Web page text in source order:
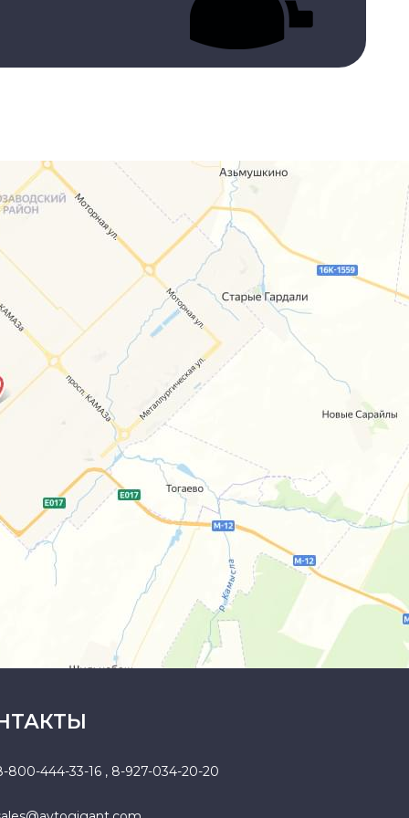
800-444-33-16 , 8-927-034-20-20